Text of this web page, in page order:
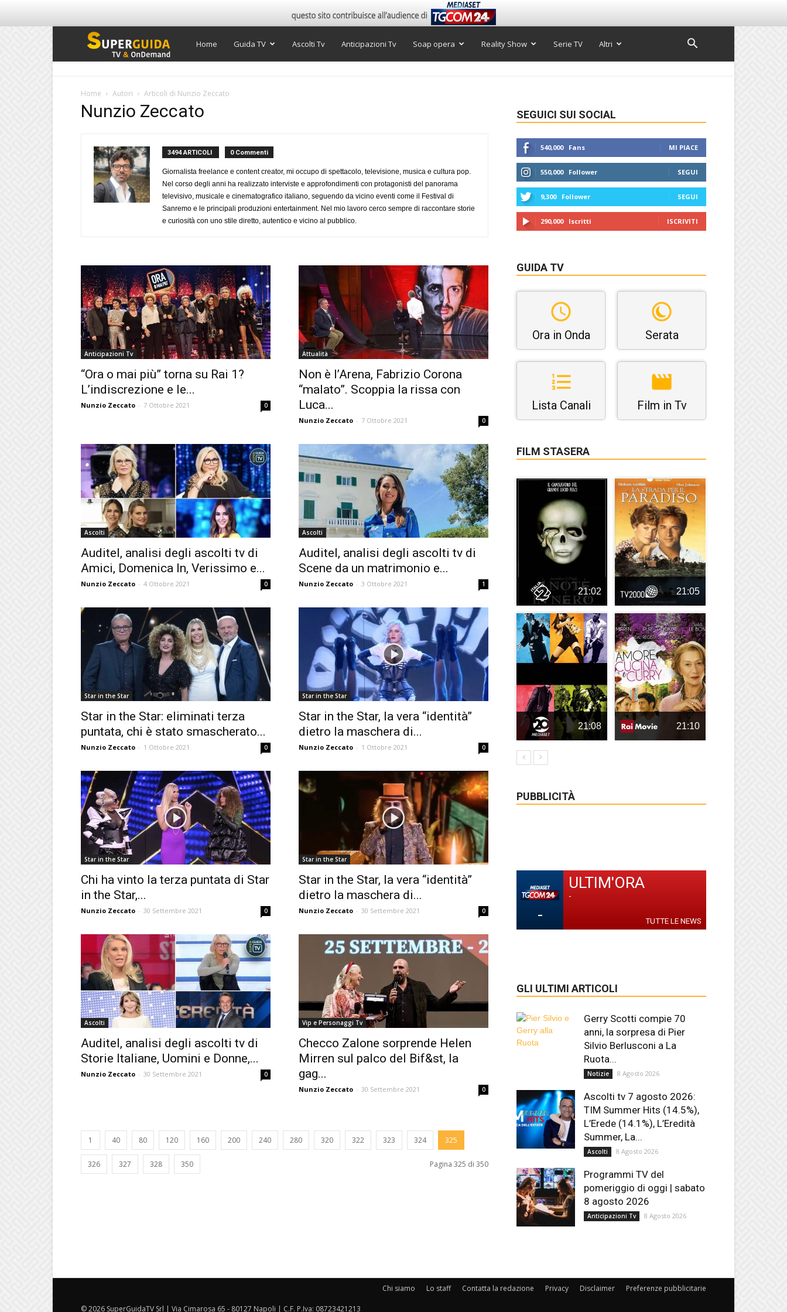
Super
TV
Home Guida TV Ascolti Tv Anticipazioni Tv Soap opera Reality Show Serie TV Altri
Home Autori Articoli di Nunzio Zeccato
Nunzio Zeccato
3494 ARTICOLI 0 Commenti
Giornalista freelance e content creator, mi occupo di spettacolo, televisione, musica e cultura pop.
Nel corso degli anni ha realizzato interviste e approfondimenti con protagonisti del panorama
televisivo, musicale e cinematografico italiano, seguendo da vicino eventi come il Festival di
Sanremo e le principali produzioni entertainment. Nel mio lavoro cerco sempre di raccontare storie
e curiosità con uno stile diretto, autentico e vicino al pubblico.
Anticipazioni Tv
“Ora o mai più” torna su Rai 1?
L’indiscrezione e le...
Nunzio Zeccato - 7 Ottobre 2021 0
Attualità
Non è l’Arena, Fabrizio Corona
“malato”. Scoppia la rissa con
Luca...
Nunzio Zeccato - 7 Ottobre 2021 0
Ascolti
Auditel, analisi degli ascolti tv di
Amici, Domenica In, Verissimo e...
Nunzio Zeccato - 4 Ottobre 2021 0
Ascolti
Auditel, analisi degli ascolti tv di
Scene da un matrimonio e...
Nunzio Zeccato - 3 Ottobre 2021 1
Star in the Star
Star in the Star: eliminati terza
puntata, chi è stato smascherato...
Nunzio Zeccato - 1 Ottobre 2021 0
Star in the Star
Star in the Star, la vera “identità”
dietro la maschera di...
Nunzio Zeccato - 1 Ottobre 2021 0
Star in the Star
Chi ha vinto la terza puntata di Star
in the Star,...
Nunzio Zeccato - 30 Settembre 2021 0
Star in the Star
Star in the Star, la vera “identità”
dietro la maschera di...
Nunzio Zeccato - 30 Settembre 2021 0
Ascolti
Auditel, analisi degli ascolti tv di
Storie Italiane, Uomini e Donne,...
Nunzio Zeccato - 30 Settembre 2021 0
Vip e Personaggi Tv
Checco Zalone sorprende Helen
Mirren sul palco del Bif&st, la
gag...
Nunzio Zeccato - 30 Settembre 2021 0
1 40 80 120 160 200 240 280 320 322 323 324 325
326 327 328 350 Pagina 325 di 350
SEGUICI SUI SOCIAL
540,000 Fans MI PIACE
550,000 Follower SEGUI
9,300 Follower SEGUI
290,000 Iscritti ISCRIVITI
GUIDA TV
Ora in Onda Serata
Lista Canali Film in Tv
FILM STASERA
21:02 21:05
21:08 21:10
PUBBLICITÀ
-
ULTIM'ORA
-
TUTTE LE NEWS
GLI ULTIMI ARTICOLI
Gerry Scotti compie 70
anni, la sorpresa di Pier
Silvio Berlusconi a La
Ruota...
Notizie 8 Agosto 2026
Ascolti tv 7 agosto 2026:
TIM Summer Hits (14.5%),
L’Erede (14.1%), L’Eredità
Summer, La...
Ascolti 8 Agosto 2026
Programmi TV del
pomeriggio di oggi | sabato
8 agosto 2026
Anticipazioni Tv 8 Agosto 2026
Chi siamo Lo staff Contatta la redazione Privacy Disclaimer Preferenze pubblicitarie
© 2026 SuperGuidaTV Srl | Via Cimarosa 65 - 80127 Napoli | C.F. P.Iva: 08723421213